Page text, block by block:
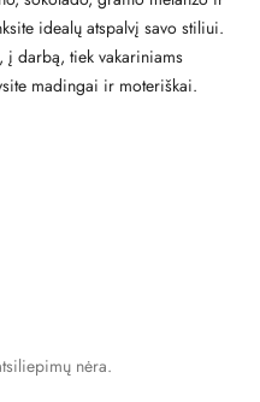
idealų atspalvį savo stiliui.
į darbą, tiek vakariniams
madingai ir moteriškai.
nėra.